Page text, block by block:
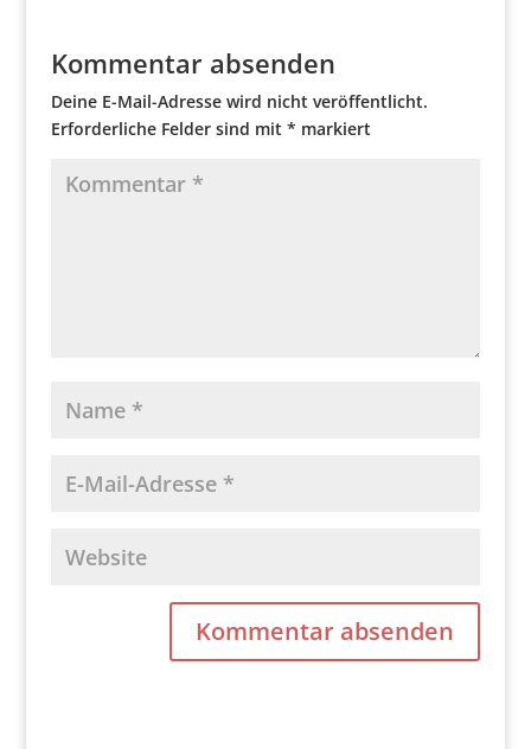
Kommentar absenden
Deine E-Mail-Adresse wird nicht veröffentlicht.
Erforderliche Felder sind mit * markiert